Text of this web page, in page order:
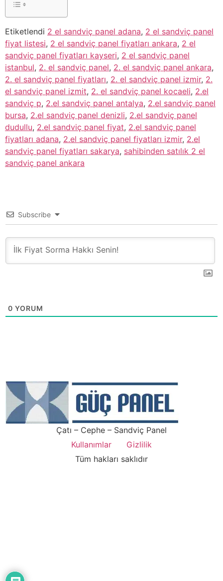
Etiketlendi 2 el sandviç panel adana, 2 el sandviç panel
fiyat listesi, 2 el sandviç panel fiyatları ankara, 2 el
sandviç panel fiyatları kayseri, 2 el sandviç panel
istanbul, 2. el sandviç panel, 2. el sandviç panel ankara,
2. el sandviç panel fiyatları, 2. el sandviç panel izmir, 2.
el sandviç panel izmit, 2. el sandviç panel kocaeli, 2.el
sandviç p, 2.el sandviç panel antalya, 2.el sandviç panel
bursa, 2.el sandviç panel denizli, 2.el sandviç panel
dudullu, 2.el sandviç panel fiyat, 2.el sandviç panel
fiyatları adana, 2.el sandviç panel fiyatları izmir, 2.el
sandviç panel fiyatları sakarya, sahibinden satılık 2 el
sandviç panel ankara
Subscribe
0 YORUM
Çatı – Cephe – Sandviç Panel
Kullanımlar
Gizlilik
Tüm hakları saklıdır